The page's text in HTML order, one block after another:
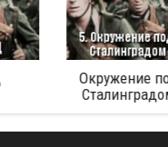
Окружение под
Сталинградом